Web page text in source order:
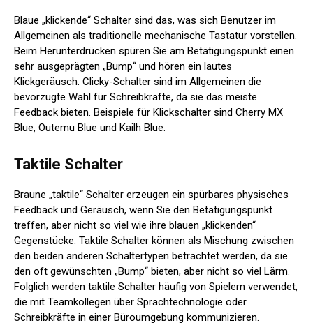
Blaue „klickende“ Schalter sind das, was sich Benutzer im
Allgemeinen als traditionelle mechanische Tastatur vorstellen.
Beim Herunterdrücken spüren Sie am Betätigungspunkt einen
sehr ausgeprägten „Bump“ und hören ein lautes
Klickgeräusch. Clicky-Schalter sind im Allgemeinen die
bevorzugte Wahl für Schreibkräfte, da sie das meiste
Feedback bieten. Beispiele für Klickschalter sind Cherry MX
Blue, Outemu Blue und Kailh Blue.
Taktile Schalter
Braune „taktile“ Schalter erzeugen ein spürbares physisches
Feedback und Geräusch, wenn Sie den Betätigungspunkt
treffen, aber nicht so viel wie ihre blauen „klickenden“
Gegenstücke. Taktile Schalter können als Mischung zwischen
den beiden anderen Schaltertypen betrachtet werden, da sie
den oft gewünschten „Bump“ bieten, aber nicht so viel Lärm.
Folglich werden taktile Schalter häufig von Spielern verwendet,
die mit Teamkollegen über Sprachtechnologie oder
Schreibkräfte in einer Büroumgebung kommunizieren.